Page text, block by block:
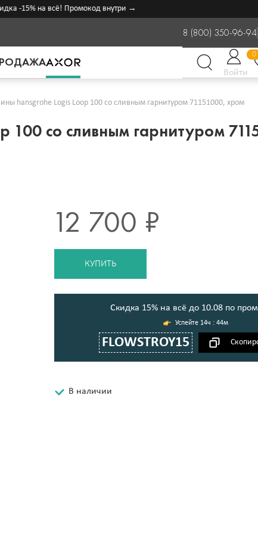
-15% на всё! Промокод внутри →
8 (800) 350-96-94
Войти
0
hansgrohe Logis Loop 100 со сливным гарнитуром 71151000, хром
100 со сливным гарнитуром
12 700 ₽
КУПИТЬ
Cкидка 15% на всё до 10.08 по
FLOWSTROY15
14ч : 44м
В наличии